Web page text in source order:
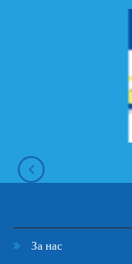
За нас